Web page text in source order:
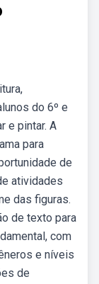
do 6º e
e pintar. A
para
de
atividades
das figuras.
de texto para
com
e níveis
de